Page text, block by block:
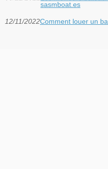
sasmboat.es
12/11/2022Comment louer un